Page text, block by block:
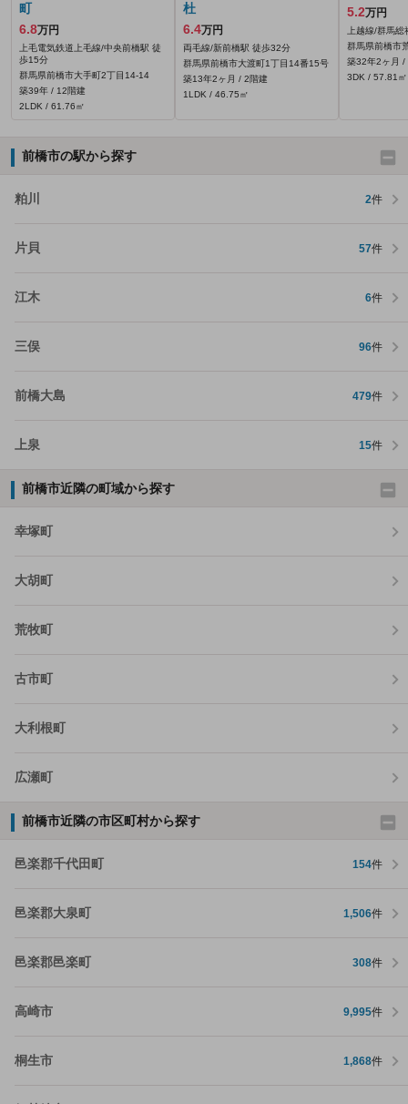
町
6.8万円
上毛電気鉄道上毛線/中央前橋駅 徒
歩15分
群馬県前橋市大手町2丁目14-14
築39年 / 12階建
2LDK / 61.76㎡
杜
6.4万円
両毛線/新前橋駅 徒歩32分
群馬県前橋市大渡町1丁目14番15号
築13年2ヶ月 / 2階建
1LDK / 46.75㎡
5.2万円
上越線/群馬総
群馬県前橋市
築32年2ヶ月 /
3DK / 57.81㎡
前橋市の駅から探す
粕川 2件
片貝 57件
江木 6件
三俣 96件
前橋大島 479件
上泉 15件
前橋市近隣の町域から探す
幸塚町
大胡町
荒牧町
古市町
大利根町
広瀬町
前橋市近隣の市区町村から探す
邑楽郡千代田町 154件
邑楽郡大泉町 1,506件
邑楽郡邑楽町 308件
高崎市 9,995件
桐生市 1,868件